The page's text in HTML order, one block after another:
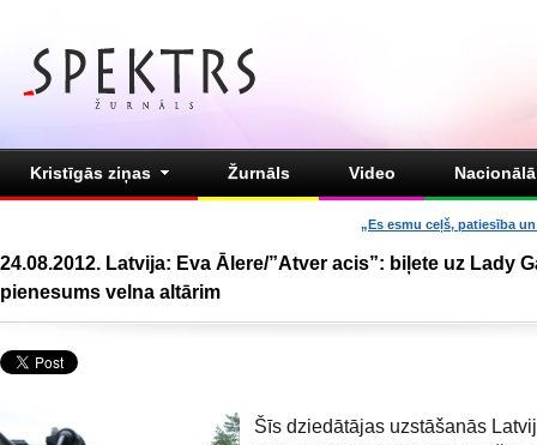
Kristīgās ziņas Žurnāls Video
„Es esmu ceļš, patiesība
24.08.2012. Latvija: Eva Ālere/”Atver acis”: biļete uz Lady
pienesums velna altārim
Šīs dziedātājas uzstāšanās